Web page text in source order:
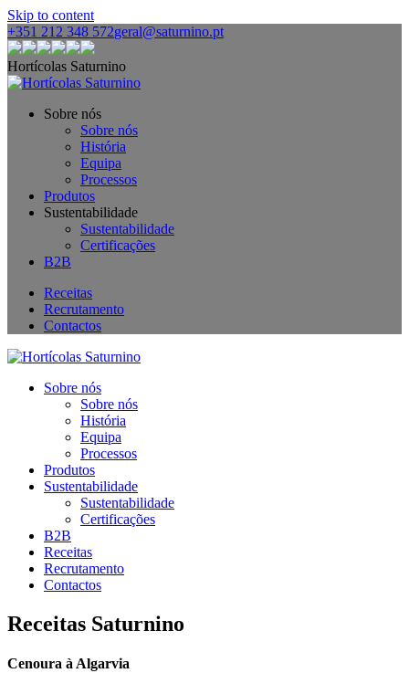
Skip to content
+351 212 348 572geral@saturnino.pt
Hortícolas Saturnino
Sobre nós
Sobre nós
História
Equipa
Processos
Produtos
Sustentabilidade
Sustentabilidade
Certificações
B2B
Receitas
Recrutamento
Contactos
Sobre nós
Sobre nós
História
Equipa
Processos
Produtos
Sustentabilidade
Sustentabilidade
Certificações
B2B
Receitas
Recrutamento
Contactos
Receitas Saturnino
Cenoura à Algarvia